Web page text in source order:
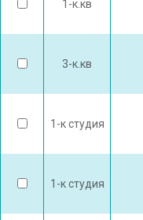
1-к.кв
3-к.кв
1-к студия
1-к студия